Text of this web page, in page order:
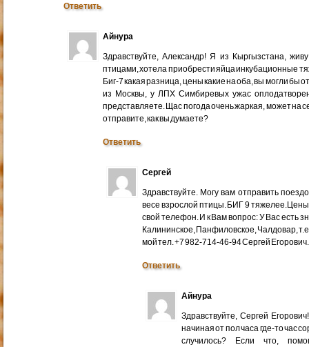
Ответить
Айнура
Здравствуйте, Александр! Я из Кыргызстана,
птицами, хотела приобрести яйца инкубационные
Биг-7 какая разница, цены какие на оба, вы могли бы
из Москвы, у ЛПХ Симбиревых ужас
представляете. Щас погода очень жаркая, может на
отправите, как вы думаете?
Ответить
Сергей
Здравствуйте. Могу вам отправить
весе взрослой птицы. БИГ 9
свой телефон. И к Вам вопрос: У Вас есть
Калининское, Панфиловское, Чалдовар,
мой тел. +7 982-714-46-94 Сергей Егорович.
Ответить
Айнура
Здравствуйте, Сергей
начиная от пол часа где-то час
случилось? Если что,